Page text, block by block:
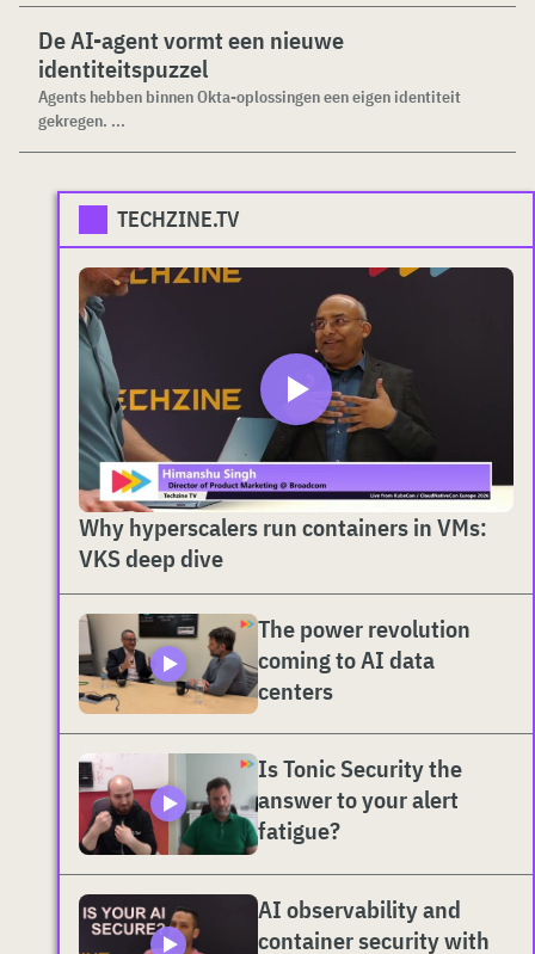
De AI-agent vormt een nieuwe
identiteitspuzzel
Agents hebben binnen Okta-oplossingen een eigen identiteit
gekregen. ...
TECHZINE.TV
Why hyperscalers run containers in VMs:
VKS deep dive
The power revolution
coming to AI data
centers
Is Tonic Security the
answer to your alert
fatigue?
AI observability and
container security with